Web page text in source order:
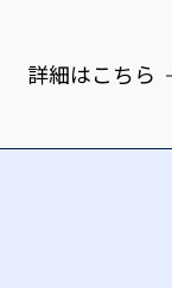
詳細はこちら